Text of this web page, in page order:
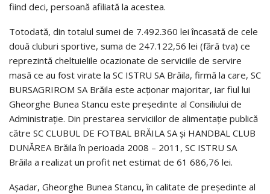
fiind deci, persoană afiliată la acestea.
Totodată, din totalul sumei de 7.492.360 lei încasată de cele
două cluburi sportive, suma de 247.122,56 lei (fără tva) ce
reprezintă cheltuielile ocazionate de serviciile de servire
masă ce au fost virate la SC ISTRU SA Brăila, firmă la care, SC
BURSAGRIROM SA Brăila este acţionar majoritar, iar fiul lui
Gheorghe Bunea Stancu este preşedinte al Consiliului de
Administraţie. Din prestarea serviciilor de alimentaţie publică
către SC CLUBUL DE FOTBAL BRĂILA SA şi HANDBAL CLUB
DUNĂREA Brăila în perioada 2008 – 2011, SC ISTRU SA
Brăila a realizat un profit net estimat de 61 686,76 lei.
Aşadar, Gheorghe Bunea Stancu, în calitate de preşedinte al